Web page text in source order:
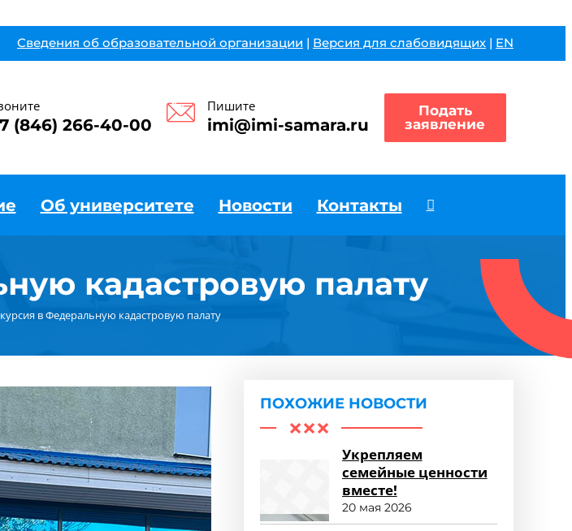
Сведения об образовательной организации | Версия для слабовидящих | EN
(846) 266-40-00
Пишите
imi@imi-samara.ru
Подать
заявление
Об университете Новости Контакты
кадастровую палату
в Федеральную кадастровую палату
ПОХОЖИЕ НОВОСТИ
Укрепляем
семейные ценности
вместе!
20 мая 2026